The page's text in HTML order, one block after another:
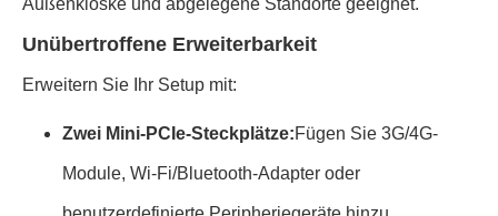
Außenkioske und abgelegene Standorte geeignet.
Unübertroffene Erweiterbarkeit
Erweitern Sie Ihr Setup mit:
Zwei Mini-PCIe-Steckplätze:Fügen Sie 3G/4G-
Module, Wi-Fi/Bluetooth-Adapter oder